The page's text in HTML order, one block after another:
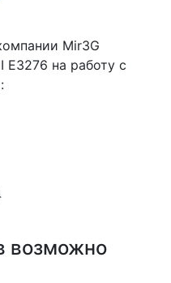
Mir3G
E3276 на работу с
возможно